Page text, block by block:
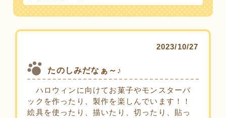
2023/10/27
たのしみだなぁ～♪
ハロウィンに向けてお菓子やモンスターバ
ックを作ったり、製作を楽しんでいます！！
絵具を使ったり、描いたり、切ったり、貼っ